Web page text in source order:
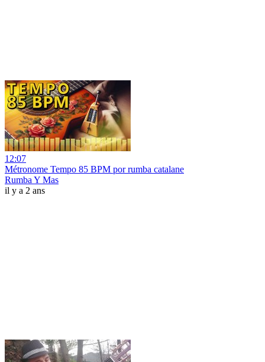
12:07
Métronome Tempo 85 BPM por rumba catalane
Rumba Y Mas
il y a 2 ans